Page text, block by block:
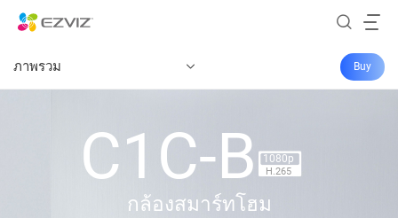
ภาพรวม Buy
C1C-B
กล้องสมาร์ทโฮม
1080p
H.265